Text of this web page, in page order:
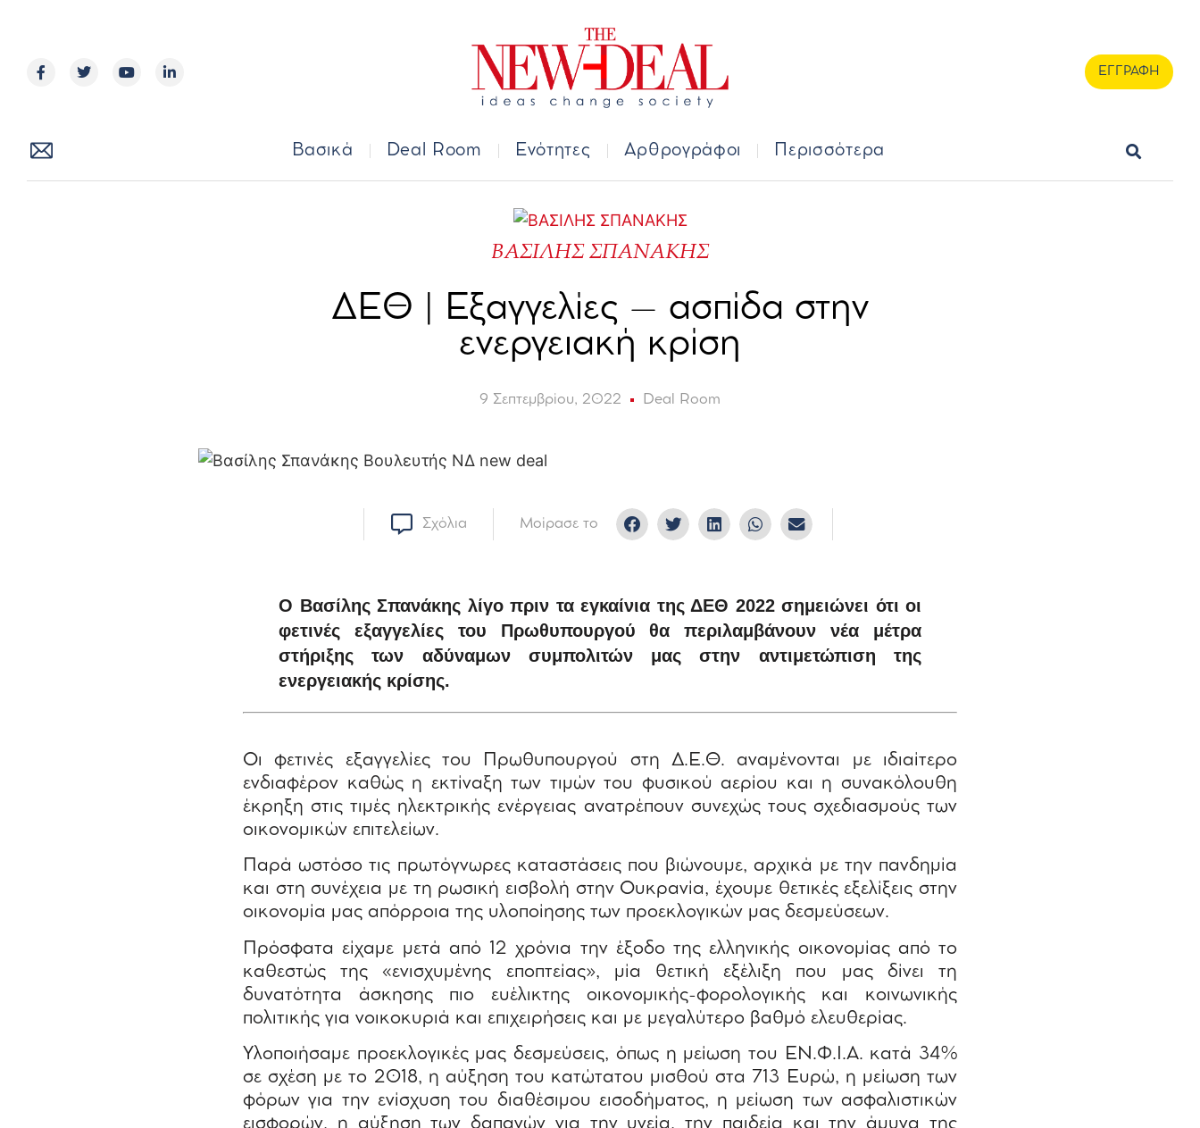
Ενότητες Αρθρογράφοι
ΕΓΓΡΑΦΗ
Βασικά Deal Room Ενότητες Αρθρογράφοι Περισσότερα
ΒΑΣΙΛΗΣ ΣΠΑΝΑΚΗΣ
ΔΕΘ | Εξαγγελίες – ασπίδα στην
ενεργειακή κρίση
9 Σεπτεμβρίου, 2022 Deal Room
Σχόλια Μοίρασε το
Ο Βασίλης Σπανάκης λίγο πριν τα εγκαίνια της ΔΕΘ 2022 σημειώνει ότι οι
φετινές εξαγγελίες του Πρωθυπουργού θα περιλαμβάνουν νέα μέτρα
στήριξης των αδύναμων συμπολιτών μας στην αντιμετώπιση της
ενεργειακής κρίσης.
Οι φετινές εξαγγελίες του Πρωθυπουργού στη Δ.Ε.Θ. αναμένονται με ιδιαίτερο
ενδιαφέρον καθώς η εκτίναξη των τιμών του φυσικού αερίου και η συνακόλουθη
έκρηξη στις τιμές ηλεκτρικής ενέργειας ανατρέπουν συνεχώς τους σχεδιασμούς των
οικονομικών επιτελείων.
Παρά ωστόσο τις πρωτόγνωρες καταστάσεις που βιώνουμε, αρχικά με την πανδημία
και στη συνέχεια με τη ρωσική εισβολή στην Ουκρανία, έχουμε θετικές εξελίξεις στην
οικονομία μας απόρροια της υλοποίησης των προεκλογικών μας δεσμεύσεων.
Πρόσφατα είχαμε μετά από 12 χρόνια την έξοδο της ελληνικής οικονομίας από το
καθεστώς της «ενισχυμένης εποπτείας», μία θετική εξέλιξη που μας δίνει τη
δυνατότητα άσκησης πιο ευέλικτης οικονομικής-φορολογικής και κοινωνικής
πολιτικής για νοικοκυριά και επιχειρήσεις και με μεγαλύτερο βαθμό ελευθερίας.
Υλοποιήσαμε προεκλογικές μας δεσμεύσεις, όπως η μείωση του ΕΝ.Φ.Ι.Α. κατά 34%
σε σχέση με το 2018, η αύξηση του κατώτατου μισθού στα 713 Ευρώ, η μείωση των
φόρων για την ενίσχυση του διαθέσιμου εισοδήματος, η μείωση των ασφαλιστικών
εισφορών, η αύξηση των δαπανών για την υγεία, την παιδεία και την άμυνα της